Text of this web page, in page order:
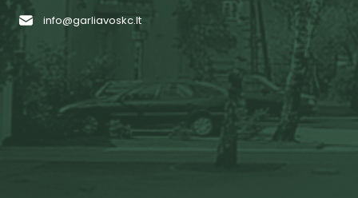
info@garliavoskc.lt